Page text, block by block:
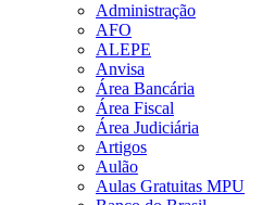
Administração
AFO
ALEPE
Anvisa
Área Bancária
Área Fiscal
Área Judiciária
Artigos
Aulão
Aulas Gratuitas MPU